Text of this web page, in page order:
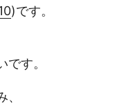
)です。
す。